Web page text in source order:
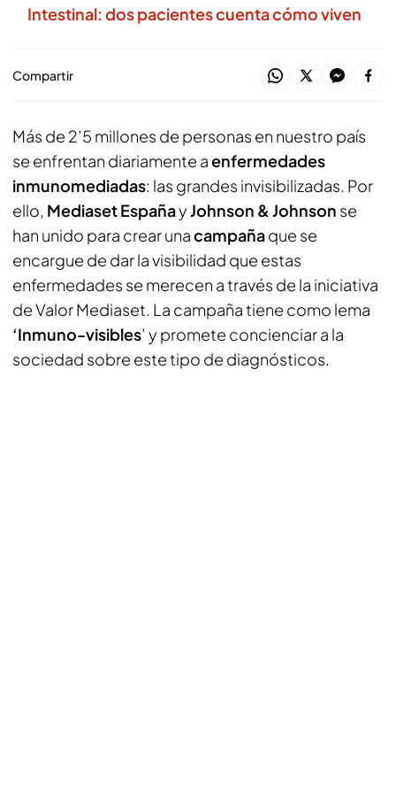
Intestinal: dos pacientes cuenta cómo viven
Compartir
Más de 2’5 millones de personas en nuestro país
se enfrentan diariamente aenfermedades
inmunomediadas: las grandes invisibilizadas. Por
ello, Mediaset EspañayJohnson & Johnson se
han unido para crear unacampañaque se
encargue de dar la visibilidad que estas
enfermedades se merecen a través de la iniciativa
de Valor Mediaset. La campaña tiene como lema
‘Inmuno-visibles’ y promete concienciar a la
sociedad sobre este tipo de diagnósticos.